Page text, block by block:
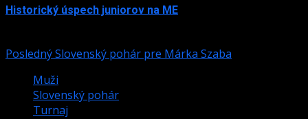
Historický úspech juniorov na ME
Posledný Slovenský pohár pre Márka Szaba
Muži
Slovenský pohár
Turnaj